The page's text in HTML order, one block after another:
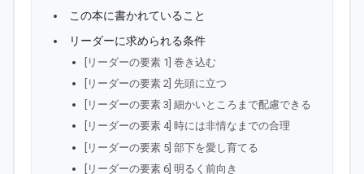
この本に書かれていること
リーダーに求められる条件
[リーダーの要素 1] 巻き込む
[リーダーの要素 2] 先頭に立つ
[リーダーの要素 3] 細かいところまで配慮できる
[リーダーの要素 4] 時には非情なまでの合理
[リーダーの要素 5] 部下を愛し育てる
[リーダーの要素 6] 明るく前向き